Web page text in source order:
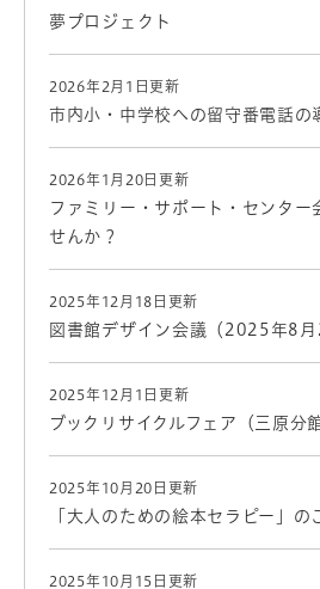
夢プロジェクト
2026年2月1日更新
市内小・中学校への留守番電話の
2026年1月20日更新
ファミリー・サポート・センター
せんか？
2025年12月18日更新
図書館デザイン会議（2025年8月
2025年12月1日更新
ブックリサイクルフェア（三原分
2025年10月20日更新
「大人のための絵本セラピー」の
2025年10月15日更新